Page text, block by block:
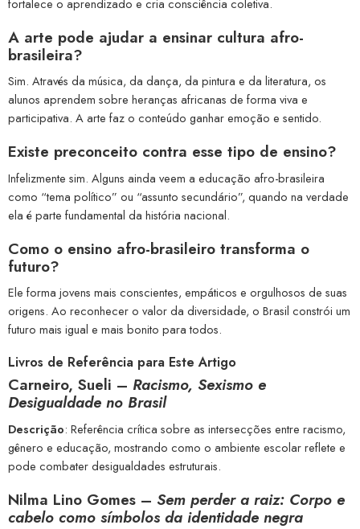
fortalece o aprendizado e cria consciência coletiva.
A arte pode ajudar a ensinar cultura afro-
brasileira?
Sim. Através da música, da dança, da pintura e da literatura, os
alunos aprendem sobre heranças africanas de forma viva e
participativa. A arte faz o conteúdo ganhar emoção e sentido.
Existe preconceito contra esse tipo de ensino?
Infelizmente sim. Alguns ainda veem a educação afro-brasileira
como “tema político” ou “assunto secundário”, quando na verdade
ela é parte fundamental da história nacional.
Como o ensino afro-brasileiro transforma o
futuro?
Ele forma jovens mais conscientes, empáticos e orgulhosos de suas
origens. Ao reconhecer o valor da diversidade, o Brasil constrói um
futuro mais igual e mais bonito para todos.
Livros de Referência para Este Artigo
Carneiro, Sueli – Racismo, Sexismo e
Desigualdade no Brasil
Descrição: Referência crítica sobre as intersecções entre racismo,
gênero e educação, mostrando como o ambiente escolar reflete e
pode combater desigualdades estruturais.
Nilma Lino Gomes – Sem perder a raiz: Corpo e
cabelo como símbolos da identidade negra